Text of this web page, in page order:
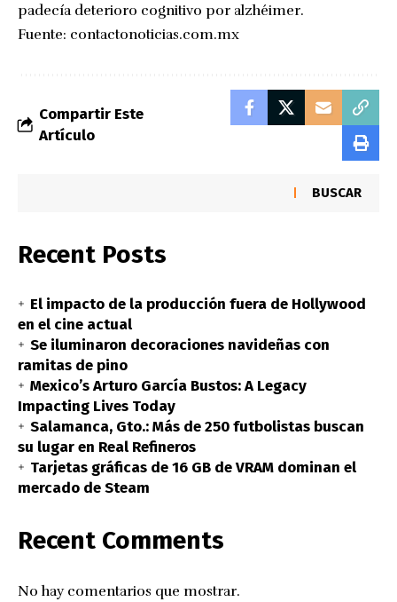
padecía deterioro cognitivo por alzhéimer.
Fuente: contactonoticias.com.mx
Compartir Este
Artículo
BUSCAR
Recent Posts
El impacto de la producción fuera de Hollywood
en el cine actual
Se iluminaron decoraciones navideñas con
ramitas de pino
Mexico’s Arturo García Bustos: A Legacy
Impacting Lives Today
Salamanca, Gto.: Más de 250 futbolistas buscan
su lugar en Real Refineros
Tarjetas gráficas de 16 GB de VRAM dominan el
mercado de Steam
Recent Comments
No hay comentarios que mostrar.